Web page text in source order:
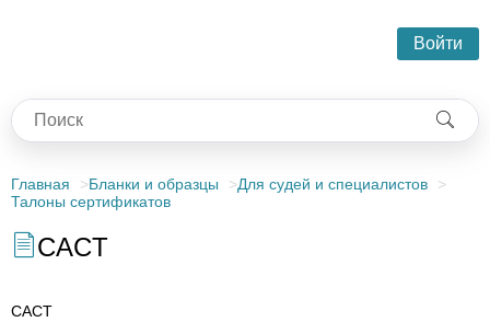
Войти
Главная Бланки и образцы
Для судей и специалистов
Талоны сертификатов
CACT
CACT